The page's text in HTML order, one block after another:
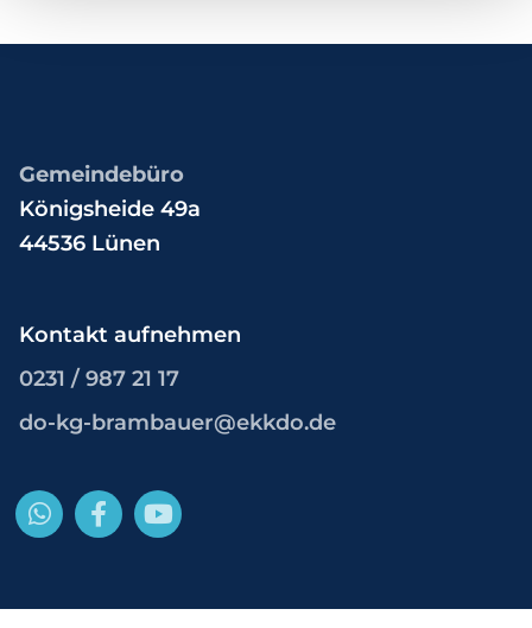
Gemeindebüro
Königsheide 49a
44536 Lünen
Kontakt aufnehmen
0231 / 987 21 17
do-kg-brambauer@ekkdo.de